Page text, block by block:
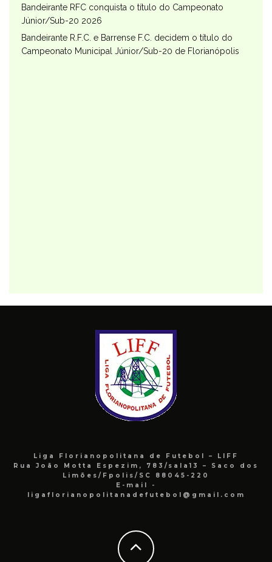
Bandeirante RFC conquista o título do Campeonato
Júnior/Sub-20 2026
Bandeirante R.F.C. e Barrense F.C. decidem o título do
Campeonato Municipal Júnior/Sub-20 de Florianópolis
Liga Florianopolitana de Futebol – LIFF
Rua João Motta Espezim, 783/sala13 – Saco dos
Limões/Fpolis/SC 88045-220
E-mail -
ligaflorianopolitanadefutebol@gmail.com